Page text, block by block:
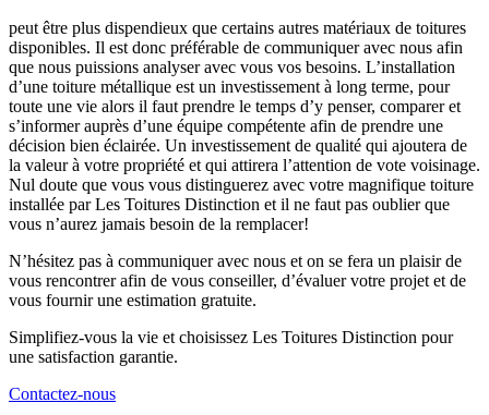
peut être plus dispendieux que certains autres matériaux de toitures
disponibles. Il est donc préférable de communiquer avec nous afin
que nous puissions analyser avec vous vos besoins. L’installation
d’une toiture métallique est un investissement à long terme, pour
toute une vie alors il faut prendre le temps d’y penser, comparer et
s’informer auprès d’une équipe compétente afin de prendre une
décision bien éclairée. Un investissement de qualité qui ajoutera de
la valeur à votre propriété et qui attirera l’attention de vote voisinage.
Nul doute que vous vous distinguerez avec votre magnifique toiture
installée par Les Toitures Distinction et il ne faut pas oublier que
vous n’aurez jamais besoin de la remplacer!
N’hésitez pas à communiquer avec nous et on se fera un plaisir de
vous rencontrer afin de vous conseiller, d’évaluer votre projet et de
vous fournir une estimation gratuite.
Simplifiez-vous la vie et choisissez Les Toitures Distinction pour
une satisfaction garantie.
Contactez-nous